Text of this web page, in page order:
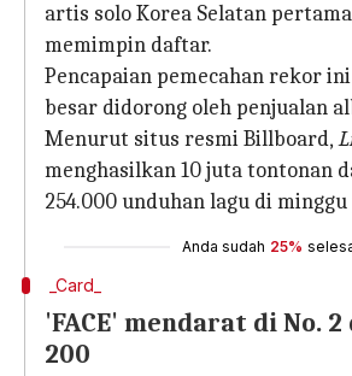
artis solo Korea Selatan
memimpin daftar.
Pencapaian pemecahan rekor
besar didorong oleh penjualan
Menurut situs resmi Billboard,
menghasilkan 10 juta tontonan
254.000 unduhan lagu di
Anda sudah 25%
_Card_
'FACE' mendarat di No.
200